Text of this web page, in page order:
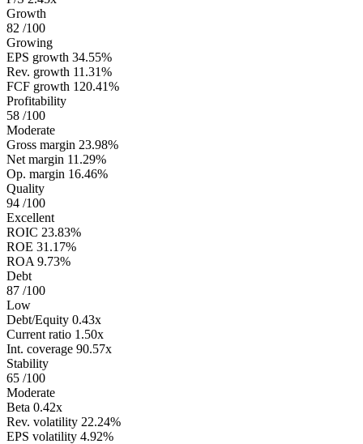
Growth
82 /100
Growing
EPS growth 34.55%
Rev. growth 11.31%
FCF growth 120.41%
Profitability
58 /100
Moderate
Gross margin 23.98%
Net margin 11.29%
Op. margin 16.46%
Quality
94 /100
Excellent
ROIC 23.83%
ROE 31.17%
ROA 9.73%
Debt
87 /100
Low
Debt/Equity 0.43x
Current ratio 1.50x
Int. coverage 90.57x
Stability
65 /100
Moderate
Beta 0.42x
Rev. volatility 22.24%
EPS volatility 4.92%